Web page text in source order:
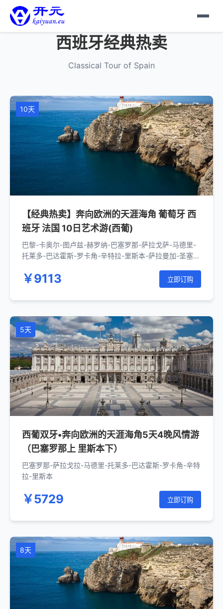
西班牙经典热卖
Classical Tour of Spain
10天
【经典热卖】奔向欧洲的天涯海角 葡萄牙 西
班牙 法国 10日艺术游(西葡)
巴黎-卡奥尔-图卢兹-赫罗纳-巴塞罗那-萨拉戈萨-马德里-
托莱多-巴达霍斯-罗卡角-辛特拉-里斯本-萨拉曼加-圣塞瓦
￥9113 立即订购
5天
西葡双牙•奔向欧洲的天涯海角5天4晚风情游
（巴塞罗那上 里斯本下）
巴塞罗那-萨拉戈拉-马德里-托莱多-巴达霍斯-罗卡角-辛特
拉-里斯本
￥5729 立即订购
8天